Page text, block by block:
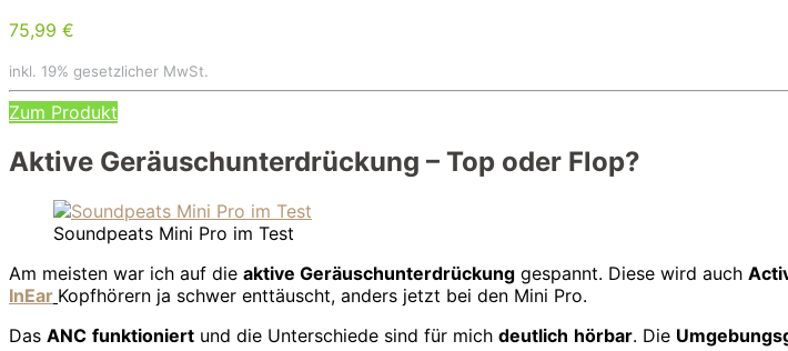
75,99 €
inkl. 19% gesetzlicher MwSt.
Zum Produkt
Aktive Geräuschunterdrückung – Top oder Flop?
Soundpeats Mini Pro im Test
Am meisten war ich auf die aktive Geräuschunterdrückung gespannt. Diese wird auch
InEar Kopfhörern ja schwer enttäuscht, anders jetzt bei den Mini Pro.
Das ANC funktioniert und die Unterschiede sind für mich deutlich hörbar. Die